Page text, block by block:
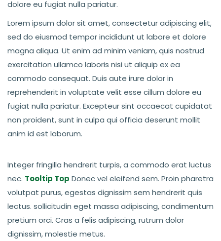
dolore eu fugiat nulla pariatur.
Lorem ipsum dolor sit amet, consectetur adipiscing elit,
sed do eiusmod tempor incididunt ut labore et dolore
magna aliqua. Ut enim ad minim veniam, quis nostrud
exercitation ullamco laboris nisi ut aliquip ex ea
commodo consequat. Duis aute irure dolor in
reprehenderit in voluptate velit esse cillum dolore eu
fugiat nulla pariatur. Excepteur sint occaecat cupidatat
non proident, sunt in culpa qui officia deserunt mollit
anim id est laborum.
Integer fringilla hendrerit turpis, a commodo erat luctus
nec. Tooltip Top Donec vel eleifend sem. Proin pharetra
volutpat purus, egestas dignissim sem hendrerit quis
lectus. sollicitudin eget massa adipiscing, condimentum
pretium orci. Cras a felis adipiscing, rutrum dolor
dignissim, molestie metus.